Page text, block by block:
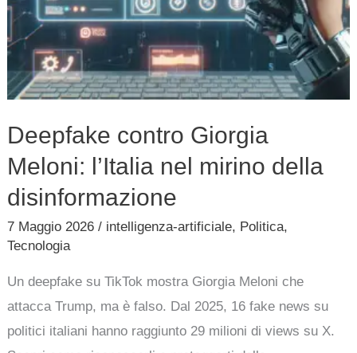
Deepfake contro Giorgia
Meloni: l’Italia nel mirino della
disinformazione
7 Maggio 2026/ intelligenza-artificiale, Politica,
Tecnologia
Un deepfake su TikTok mostra Giorgia Meloni che
attacca Trump, ma è falso. Dal 2025, 16 fake news su
politici italiani hanno raggiunto 29 milioni di views su X.